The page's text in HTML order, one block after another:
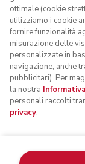
ottimale (cookie
utilizziamo i cookie
fornire funzionalità
misurazione delle
personalizzate in
navigazione, anche
pubblicitari). Per
la nostra
personali raccolti
privacy.